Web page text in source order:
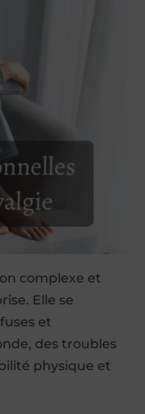
complexe et
Elle se
et
des troubles
physique et